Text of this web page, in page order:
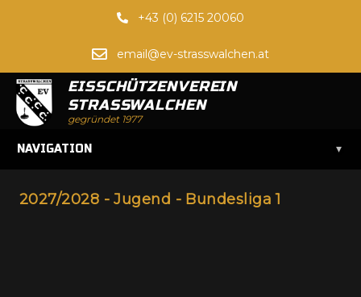
+43 (0) 6215 20060
email@ev-strasswalchen.at
EISSCHÜTZENVEREIN
STRASSWALCHEN
gegründet 1977
NAVIGATION ▾
2027/2028 - Jugend - Bundesliga 1